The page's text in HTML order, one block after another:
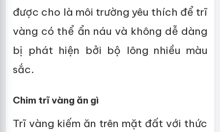
được cho là môi trường yêu thích để trĩ
vàng có thể ẩn náu và không dễ dàng
bị phát hiện bởi bộ lông nhiều màu
sắc.
Chim trĩ vàng ăn gì
Trĩ vàng kiếm ăn trên mặt đất với thức